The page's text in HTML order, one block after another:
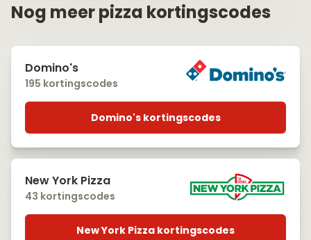
Nog meer pizza kortingscodes
Domino's
195 kortingscodes
Domino's kortingscodes
New York Pizza
43 kortingscodes
New York Pizza kortingscodes